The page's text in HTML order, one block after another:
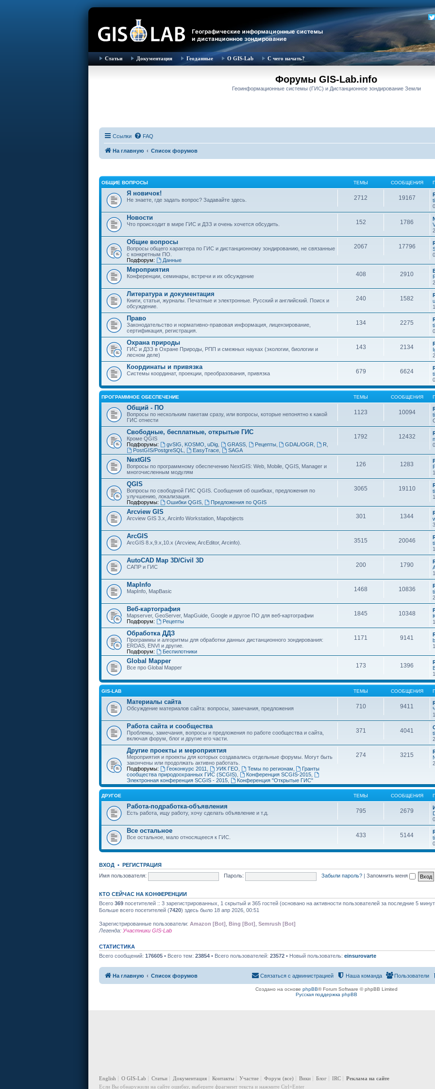
Статьи Документация Геоданные О GIS-Lab С чего начать?
Форумы GIS-Lab.info
Геоинформационные системы (ГИС) и Дистанционное зондирование Земли
Ссылки FAQ
На главную Список форумов
ОБЩИЕ ВОПРОСЫ ТЕМЫ СООБЩЕНИЯ
Я новичок!
Не знаете, где задать вопрос? Задавайте здесь. 2712 19167
Новости
Что происходит в мире ГИС и ДЗЗ и очень хочется обсудить. 152 1786
Общие вопросы
Вопросы общего характера по ГИС и дистанционному зондированию, не связанные
с конкретным ПО.
Подфорум:
Данные
2067 17796
Мероприятия
Конференции, семинары, встречи и их обсуждение 408 2910
Литература и документация
Книги, статьи, журналы. Печатные и электронные. Русский и английский. Поиск и
обсуждение.
240 1582
Право
Законодательство и нормативно-правовая информация, лицензирование,
сертификация, регистрация.
134 2275
Охрана природы
ГИС и ДЗЗ в Охране Природы, РПП и смежных науках (экологии, биологии и
лесном деле)
143 2134
Координаты и привязка
Системы координат, проекции, преобразования, привязка 679 6624
ПРОГРАММНОЕ ОБЕСПЕЧЕНИЕ ТЕМЫ СООБЩЕНИЯ
Общий - ПО
Вопросы по нескольким пакетам сразу, или вопросы, которые непонятно к какой
ГИС отнести
1123 10094
Свободные, бесплатные, открытые ГИС
Кроме QGIS
Подфорумы:
gvSIG, KOSMO, uDig, GRASS, Рецепты, GDAL/OGR R
PostGIS/PostgreSQL
EasyTrace, SAGA
1792 12432
NextGIS
Вопросы по программному обеспечению NextGIS: Web, Mobile, QGIS, Manager и
многочисленным модулям
126 1283
QGIS
Вопросы по свободной ГИС QGIS. Сообщения об ошибках, предложения по
улучшению, локализация.
Подфорумы:
Ошибки QGIS, Предложения по QGIS
3065 19110
Arcview GIS
Arcview GIS 3.x, Arcinfo Workstation, Mapobjects 301 1344
ArcGIS
ArcGIS 8.x,9.x,10.x (Arcview, ArcEditor, Arcinfo). 3515 20046
AutoCAD Map 3D/Civil 3D
САПР и ГИС 200 1790
MapInfo
MapInfo, MapBasic 1468 10836
Веб-картография
Mapserver, GeoServer, MapGuide, Google и другое ПО для веб-картографии
Подфорум:
Рецепты
1845 10348
Обработка ДДЗ
Программы и алгоритмы для обработки данных дистанционного зондирования:
ERDAS, ENVI и другие.
Подфорум:
Беспилотники
1171 9141
Global Mapper
Все про Global Mapper 173 1396
GIS-LAB ТЕМЫ СООБЩЕНИЯ
Материалы сайта
Обсуждение материалов сайта: вопросы, замечания, предложения 710 9411
Работа сайта и сообщества
Проблемы, замечания, вопросы и предложения по работе сообщества и сайта,
включая форум, блог и другие его части.
371 4041
Другие проекты и мероприятия
Мероприятия и проекты для которых создавались отдельные форумы. Могут быть
закончены или продолжать активно работать.
Подфорумы:
Геоконкурс 2011 УИК ГЕО Темы по регионам
Гранты
сообщества природоохранных ГИС (SCGIS)
Конференция SCGIS-2015,
Электронная конференция SCGIS - 2015
Конференция "Открытые ГИС"
274 3215
ДРУГОЕ ТЕМЫ СООБЩЕНИЯ
Работа-подработка-объявления
Есть работа, ищу работу, хочу сделать объявление и т.д. 795 2679
Все остальное
Все остальное, мало относящееся к ГИС. 433 5144
ВХОД • РЕГИСТРАЦИЯ
Имя пользователя:
Пароль: Забыли пароль? Запомнить меня
КТО СЕЙЧАС НА КОНФЕРЕНЦИИ
Всего 369 посетителей :: 3 зарегистрированных, 1 скрытый и 365 гостей (основано на активности пользователей за последние 5
Больше всего посетителей (7420) здесь было 18 апр 2026, 00:51
Зарегистрированные пользователи: Amazon [Bot] Bing [Bot] Semrush [Bot]
Легенда: Участники GIS-Lab
СТАТИСТИКА
Всего сообщений: 176605 • Всего тем: 23854 • Всего пользователей: 23572 • Новый пользователь: einsurovarte
На главную Список форумов Пользователи
Наша команда
Связаться с администрацией
Создано на основе phpBB® Forum Software © phpBB Limited
Русская поддержка phpBB
English О GIS-Lab Статьи Документация Контакты Участие Форум (все) Вики Блог IRC
Реклама на сайте
Если Вы обнаружили на сайте ошибку, выберите фрагмент текста и нажмите Ctrl+Enter